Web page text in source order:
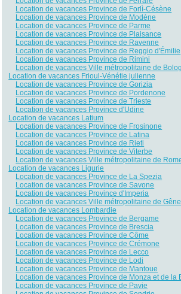
Location de vacances Province de Forlì-Césène
Location de vacances Province de Modène
Location de vacances Province de Parme
Location de vacances Province de Plaisance
Location de vacances Province de Ravenne
Location de vacances Province de Reggio d'Émilie
Location de vacances Province de Rimini
Location de vacances Ville métropolitaine de
Location de vacances Frioul-Vénétie julienne
Location de vacances Province de Gorizia
Location de vacances Province de Pordenone
Location de vacances Province de Trieste
Location de vacances Province d'Udine
Location de vacances Latium
Location de vacances Province de Frosinone
Location de vacances Province de Latina
Location de vacances Province de Rieti
Location de vacances Province de Viterbe
Location de vacances Ville métropolitaine de
Location de vacances Ligurie
Location de vacances Province de La Spezia
Location de vacances Province de Savone
Location de vacances Province d'Imperia
Location de vacances Ville métropolitaine de
Location de vacances Lombardie
Location de vacances Province de Bergame
Location de vacances Province de Brescia
Location de vacances Province de Côme
Location de vacances Province de Crémone
Location de vacances Province de Lecco
Location de vacances Province de Lodi
Location de vacances Province de Mantoue
Location de vacances Province de Monza et de la
Location de vacances Province de Pavie